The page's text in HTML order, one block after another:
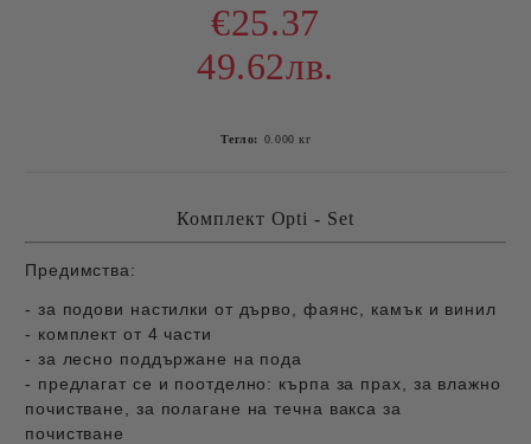
€25.37
49.62лв.
Тегло: 0.000 кг
Комплект Opti - Set
Предимства:
- за подови настилки от дърво, фаянс, камък и винил
- комплект от 4 части
- за лесно поддържане на пода
- предлагат се и поотделно: кърпа за прах, за влажно
почистване, за полагане на течна вакса за
почистване